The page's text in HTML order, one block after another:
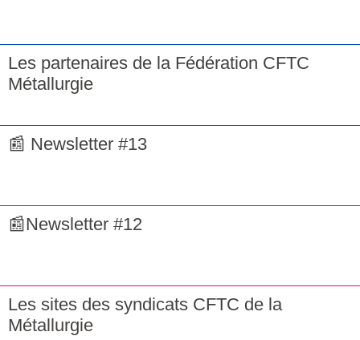
Les partenaires de la Fédération CFTC
Métallurgie
📰 Newsletter #13
📰Newsletter #12
Les sites des syndicats CFTC de la
Métallurgie